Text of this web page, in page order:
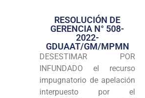
Transparencia
Seguridad
Programas
Intranet
RESOLUCIÓN DE
GERENCIA N° 508-
2022-
GDUAAT/GM/MPMN
DESESTIMAR POR
INFUNDADO el recurso
impugnatorio de apelación
interpuesto por el